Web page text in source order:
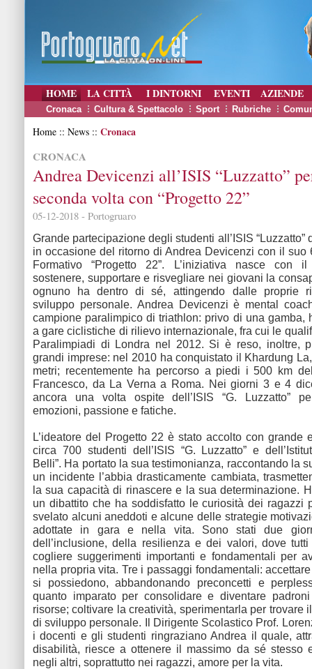
HOME LA CITTÀ I DINTORNI EVENTI AZIENDE
Cronaca Cultura & Spettacolo Sport Rubriche
Home :: News :: Cronaca
CRONACA
Andrea Devicenzi all’ISIS “Luzzatto”
seconda volta con “Progetto 22”
05-12-2018 - Portogruaro
Grande partecipazione degli studenti all’ISIS “Luzzatto”
in occasione del ritorno di Andrea Devicenzi con il suo
Formativo “Progetto 22”. L’iniziativa nasce con
sostenere, supportare e risvegliare nei giovani la
ognuno ha dentro di sé, attingendo dalle proprie
sviluppo personale. Andrea Devicenzi è mental
campione paralimpico di triathlon: privo di una gamba,
a gare ciclistiche di rilievo internazionale, fra cui le
Paralimpiadi di Londra nel 2012. Si è reso, inoltre,
grandi imprese: nel 2010 ha conquistato il Khardung
metri; recentemente ha percorso a piedi i 500 km
Francesco, da La Verna a Roma. Nei giorni 3 e 4
ancora una volta ospite dell’ISIS “G. Luzzatto”
emozioni, passione e fatiche.
L’ideatore del Progetto 22 è stato accolto con grande
circa 700 studenti dell’ISIS “G. Luzzatto” e
Belli”. Ha portato la sua testimonianza, raccontando la
un incidente l’abbia drasticamente cambiata,
la sua capacità di rinascere e la sua determinazione.
un dibattito che ha soddisfatto le curiosità dei ragazzi
svelato alcuni aneddoti e alcune delle strategie
adottate in gara e nella vita. Sono stati due
dell’inclusione, della resilienza e dei valori, dove
cogliere suggerimenti importanti e fondamentali per
nella propria vita. Tre i passaggi fondamentali:
si possiedono, abbandonando preconcetti e
quanto imparato per consolidare e diventare
risorse; coltivare la creatività, sperimentarla per trovare
di sviluppo personale. Il Dirigente Scolastico Prof.
i docenti e gli studenti ringraziano Andrea il quale,
disabilità, riesce a ottenere il massimo da sé stesso
negli altri, soprattutto nei ragazzi, amore per la vita.